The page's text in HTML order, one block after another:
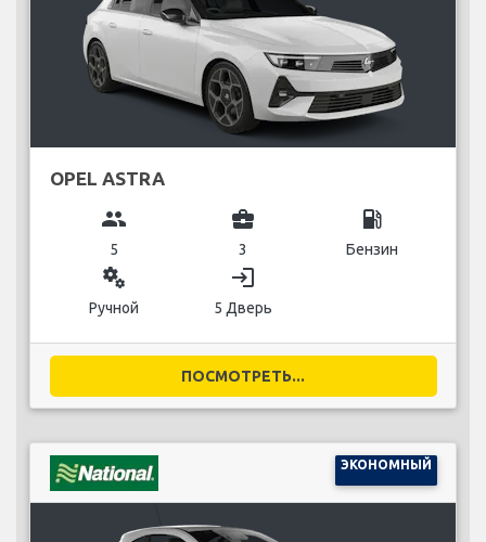
OPEL ASTRA
group
5
business_center
3
local_gas_station
Бензин
miscellaneous_services
Ручной
login
5 Дверь
ПОСМОТРЕТЬ...
ЭКОНОМНЫЙ